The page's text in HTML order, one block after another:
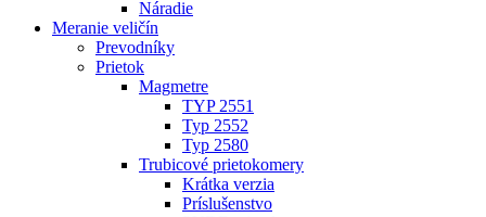
Náradie
Meranie veličín
Prevodníky
Prietok
Magmetre
TYP 2551
Typ 2552
Typ 2580
Trubicové prietokomery
Krátka verzia
Príslušenstvo